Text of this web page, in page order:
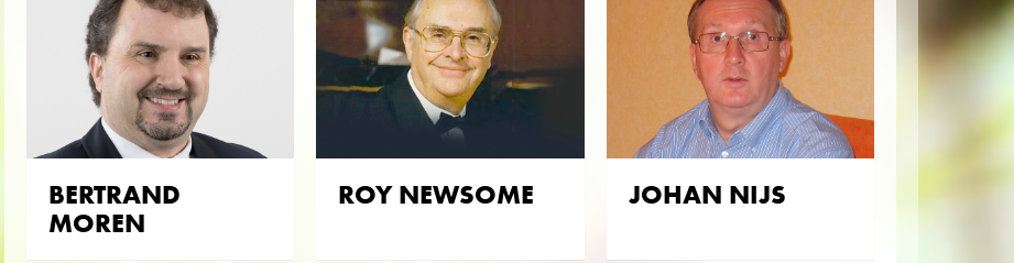
BERTRAND
MOREN
ROY NEWSOME JOHAN NIJS